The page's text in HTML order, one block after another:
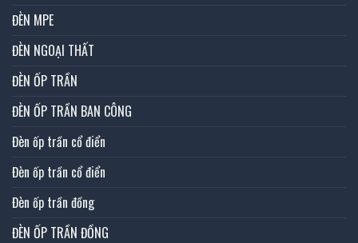
ĐÈN MPE
ĐÈN NGOẠI THẤT
ĐÈN ỐP TRẦN
ĐÈN ỐP TRẦN BAN CÔNG
Đèn ốp trần cổ điển
Đèn ốp trần cổ điển
Đèn ốp trần đồng
ĐÈN ỐP TRẦN ĐỒNG